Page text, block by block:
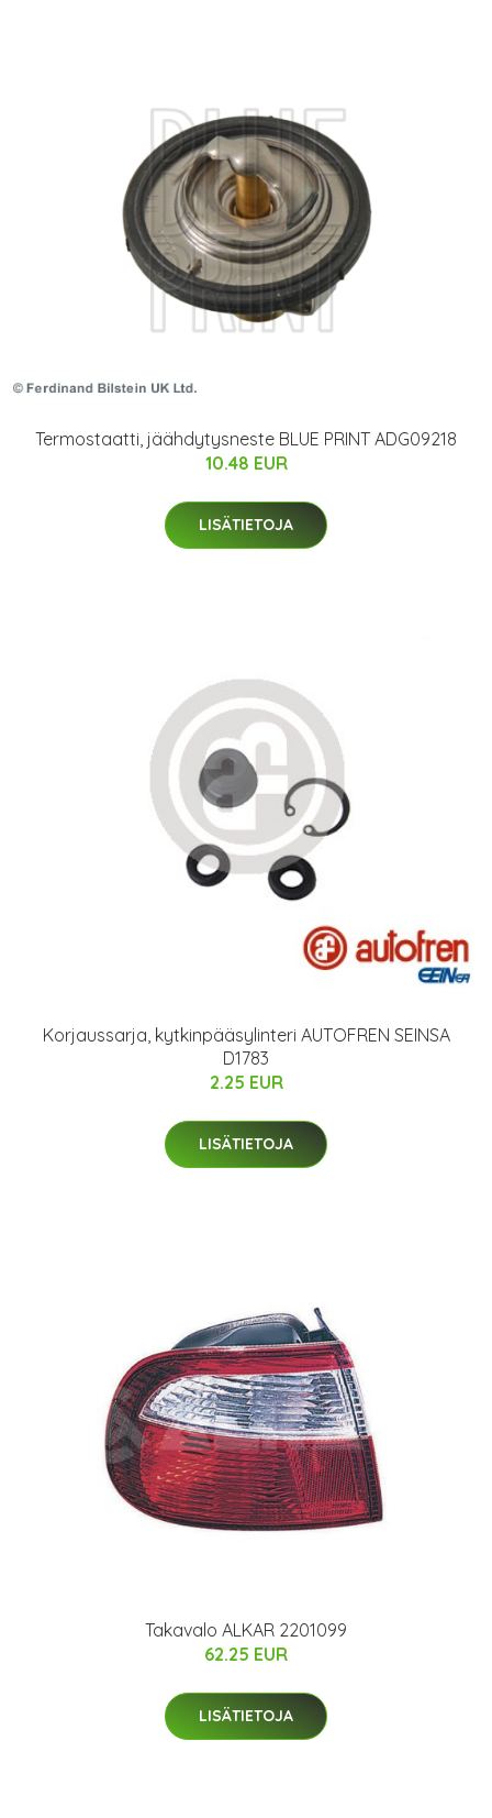
Termostaatti, jäähdytysneste BLUE PRINT ADG09218
10.48 EUR
LISÄTIETOJA
Korjaussarja, kytkinpääsylinteri AUTOFREN SEINSA
D1783
2.25 EUR
LISÄTIETOJA
Takavalo ALKAR 2201099
62.25 EUR
LISÄTIETOJA